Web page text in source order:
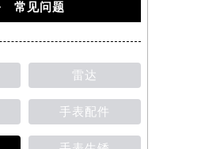
常见问题
雷达
手表配件